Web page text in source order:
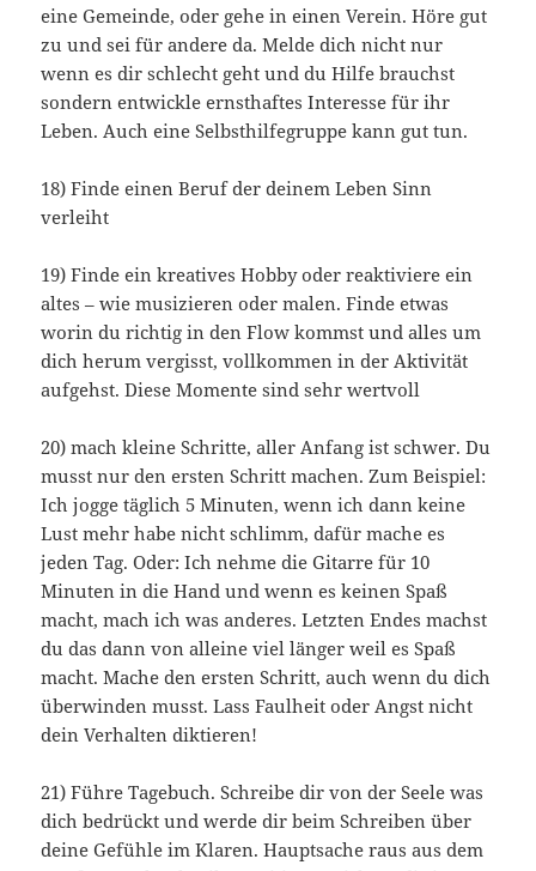
eine Gemeinde, oder gehe in einen Verein. Höre gut
zu und sei für andere da. Melde dich nicht nur
wenn es dir schlecht geht und du Hilfe brauchst
sondern entwickle ernsthaftes Interesse für ihr
Leben. Auch eine Selbsthilfegruppe kann gut tun.
18) Finde einen Beruf der deinem Leben Sinn
verleiht
19) Finde ein kreatives Hobby oder reaktiviere ein
altes – wie musizieren oder malen. Finde etwas
worin du richtig in den Flow kommst und alles um
dich herum vergisst, vollkommen in der Aktivität
aufgehst. Diese Momente sind sehr wertvoll
20) mach kleine Schritte, aller Anfang ist schwer. Du
musst nur den ersten Schritt machen. Zum Beispiel:
Ich jogge täglich 5 Minuten, wenn ich dann keine
Lust mehr habe nicht schlimm, dafür mache es
jeden Tag. Oder: Ich nehme die Gitarre für 10
Minuten in die Hand und wenn es keinen Spaß
macht, mach ich was anderes. Letzten Endes machst
du das dann von alleine viel länger weil es Spaß
macht. Mache den ersten Schritt, auch wenn du dich
überwinden musst. Lass Faulheit oder Angst nicht
dein Verhalten diktieren!
21) Führe Tagebuch. Schreibe dir von der Seele was
dich bedrückt und werde dir beim Schreiben über
deine Gefühle im Klaren. Hauptsache raus aus dem